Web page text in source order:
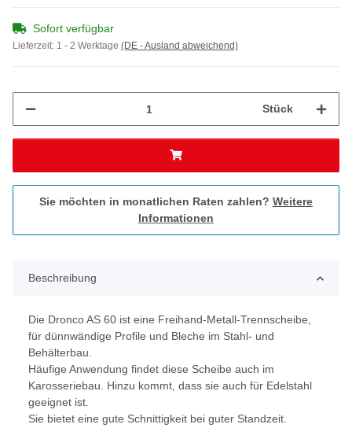
Sofort verfügbar
Lieferzeit: 1 - 2 Werktage (DE - Ausland abweichend)
Stück
Sie möchten in monatlichen Raten zahlen? Weitere
Informationen
Beschreibung
Die Dronco AS 60 ist eine Freihand-Metall-Trennscheibe,
für dünnwändige Profile und Bleche im Stahl- und
Behälterbau.
Häufige Anwendung findet diese Scheibe auch im
Karosseriebau. Hinzu kommt, dass sie auch für Edelstahl
geeignet ist.
Sie bietet eine gute Schnittigkeit bei guter Standzeit.